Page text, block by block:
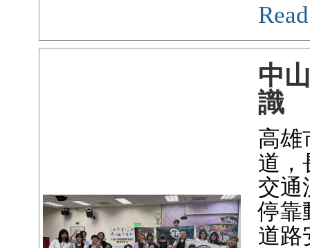
中
識
高雄
道，
交通
停靠
道路